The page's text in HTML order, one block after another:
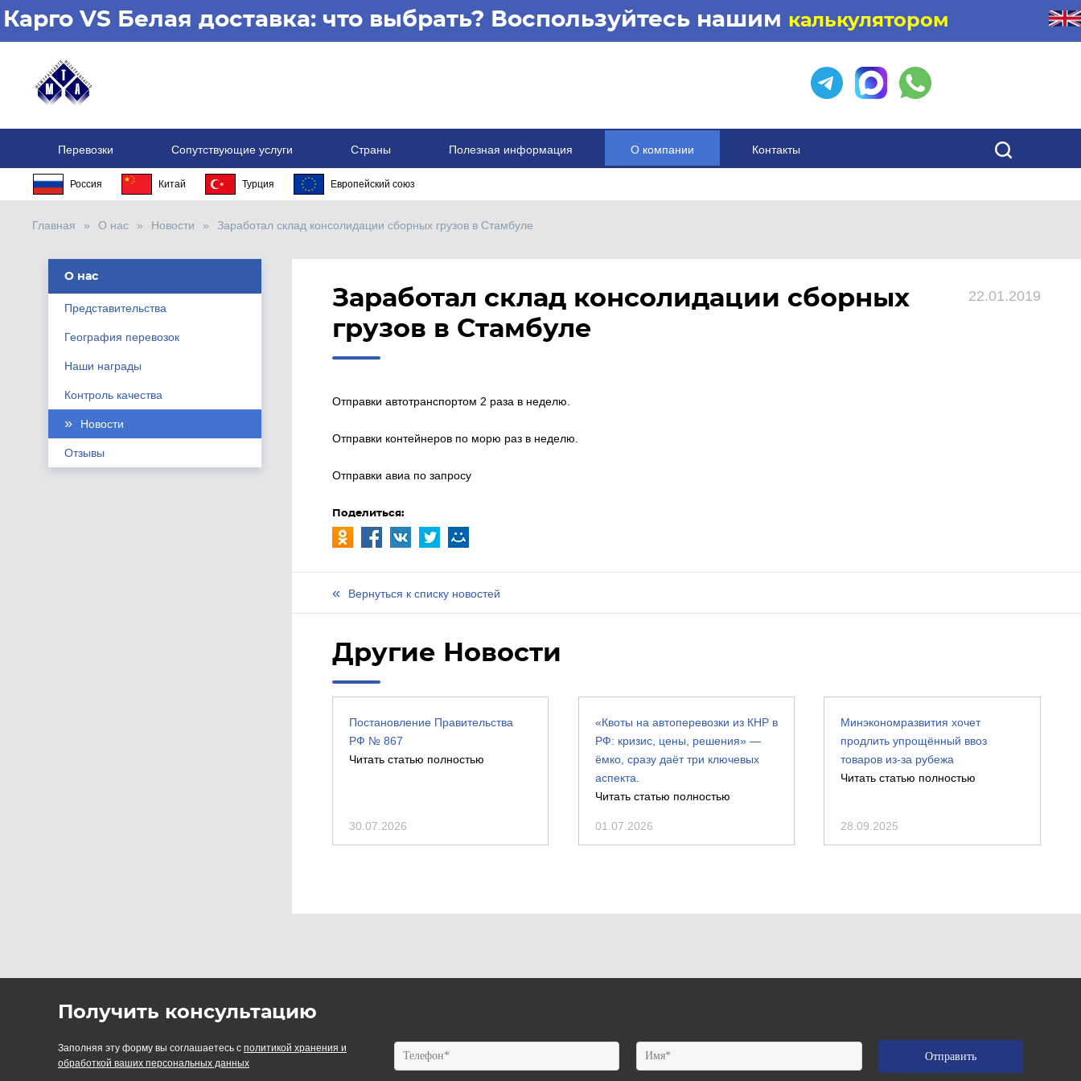
Карго VS Белая доставка: что выбрать? Воспользуйтесь нашим калькулятором
Перевозки Сопутствующие услуги Страны Полезная информация О компании Контакты
Россия Китай Турция Европейский союз
Главная О нас Новости Заработал склад консолидации сборных грузов в Стамбуле
О нас
Представительства
География перевозок
Наши награды
Контроль качества
Новости
Отзывы
Заработал склад консолидации сборных
грузов в Стамбуле
22.01.2019
Отправки автотранспортом 2 раза в неделю.
Отправки контейнеров по морю раз в неделю.
Отправки авиа по запросу
Поделиться:
Вернуться к списку новостей
Другие Новости
Постановление Правительства
РФ № 867
Читать статью полностью
30.07.2026
«Квоты на автоперевозки из КНР в
РФ: кризис, цены, решения» —
ёмко, сразу даёт три ключевых
аспекта.
Читать статью полностью
01.07.2026
Минэкономразвития хочет
продлить упрощённый ввоз
товаров из-за рубежа
Читать статью полностью
28.09.2025
Получить консультацию
Заполняя эту форму вы соглашаетесь с политикой хранения и
обработкой ваших персональных данных